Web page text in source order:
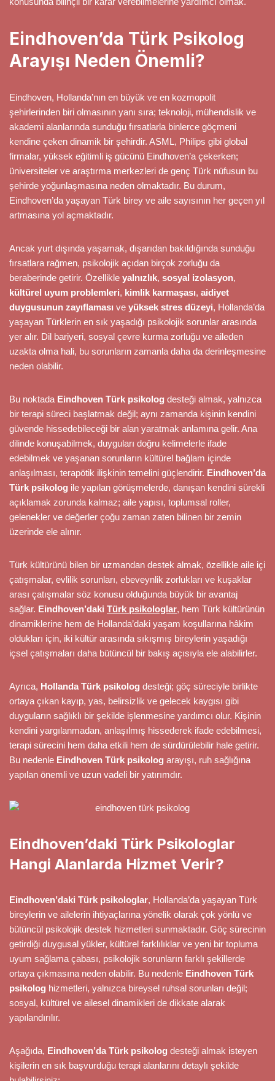
Eindhoven’da Türk Psikolog
Arayışı Neden Önemli?
Eindhoven, Hollanda’nın en büyük ve en kozmopolit
şehirlerinden biri olmasının yanı sıra; teknoloji, mühendislik ve
akademi alanlarında sunduğu fırsatlarla binlerce göçmeni
kendine çeken dinamik bir şehirdir. ASML, Philips gibi global
firmalar, yüksek eğitimli iş gücünü Eindhoven’a çekerken;
üniversiteler ve araştırma merkezleri de genç Türk nüfusun bu
şehirde yoğunlaşmasına neden olmaktadır. Bu durum,
Eindhoven’da yaşayan Türk birey ve aile sayısının her geçen yıl
artmasına yol açmaktadır.
Ancak yurt dışında yaşamak, dışarıdan bakıldığında sunduğu
fırsatlara rağmen, psikolojik açıdan birçok zorluğu da
beraberinde getirir. Özellikle yalnızlık, sosyal izolasyon,
kültürel uyum problemleri, kimlik karmaşası, aidiyet
duygusunun zayıflaması ve yüksek stres düzeyi, Hollanda’da
yaşayan Türklerin en sık yaşadığı psikolojik sorunlar arasında
yer alır. Dil bariyeri, sosyal çevre kurma zorluğu ve aileden
uzakta olma hali, bu sorunların zamanla daha da derinleşmesine
neden olabilir.
Bu noktada Eindhoven Türk psikolog desteği almak, yalnızca
bir terapi süreci başlatmak değil; aynı zamanda kişinin kendini
güvende hissedebileceği bir alan yaratmak anlamına gelir. Ana
dilinde konuşabilmek, duyguları doğru kelimelerle ifade
edebilmek ve yaşanan sorunların kültürel bağlam içinde
anlaşılması, terapötik ilişkinin temelini güçlendirir. Eindhoven’da
Türk psikolog ile yapılan görüşmelerde, danışan kendini sürekli
açıklamak zorunda kalmaz; aile yapısı, toplumsal roller,
gelenekler ve değerler çoğu zaman zaten bilinen bir zemin
üzerinde ele alınır.
Türk kültürünü bilen bir uzmandan destek almak, özellikle aile içi
çatışmalar, evlilik sorunları, ebeveynlik zorlukları ve kuşaklar
arası çatışmalar söz konusu olduğunda büyük bir avantaj
sağlar. Eindhoven’daki Türk psikologlar, hem Türk kültürünün
dinamiklerine hem de Hollanda’daki yaşam koşullarına hâkim
oldukları için, iki kültür arasında sıkışmış bireylerin yaşadığı
içsel çatışmaları daha bütüncül bir bakış açısıyla ele alabilirler.
Ayrıca, Hollanda Türk psikolog desteği; göç süreciyle birlikte
ortaya çıkan kayıp, yas, belirsizlik ve gelecek kaygısı gibi
duyguların sağlıklı bir şekilde işlenmesine yardımcı olur. Kişinin
kendini yargılanmadan, anlaşılmış hissederek ifade edebilmesi,
terapi sürecini hem daha etkili hem de sürdürülebilir hale getirir.
Bu nedenle Eindhoven Türk psikolog arayışı, ruh sağlığına
yapılan önemli ve uzun vadeli bir yatırımdır.
Eindhoven’daki Türk Psikologlar
Hangi Alanlarda Hizmet Verir?
Eindhoven’daki Türk psikologlar, Hollanda’da yaşayan Türk
bireylerin ve ailelerin ihtiyaçlarına yönelik olarak çok yönlü ve
bütüncül psikolojik destek hizmetleri sunmaktadır. Göç sürecinin
getirdiği duygusal yükler, kültürel farklılıklar ve yeni bir topluma
uyum sağlama çabası, psikolojik sorunların farklı şekillerde
ortaya çıkmasına neden olabilir. Bu nedenle Eindhoven Türk
psikolog hizmetleri, yalnızca bireysel ruhsal sorunları değil;
sosyal, kültürel ve ailesel dinamikleri de dikkate alarak
yapılandırılır.
Aşağıda, Eindhoven’da Türk psikolog desteği almak isteyen
kişilerin en sık başvurduğu terapi alanlarını detaylı şekilde